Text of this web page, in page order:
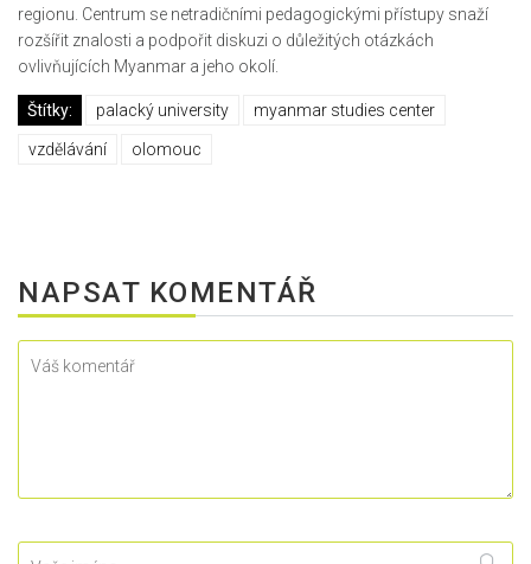
regionu. Centrum se netradičními pedagogickými přístupy snaží
rozšířit znalosti a podpořit diskuzi o důležitých otázkách
ovlivňujících Myanmar a jeho okolí.
Štítky: palacký university myanmar studies center
vzdělávání olomouc
NAPSAT KOMENTÁŘ